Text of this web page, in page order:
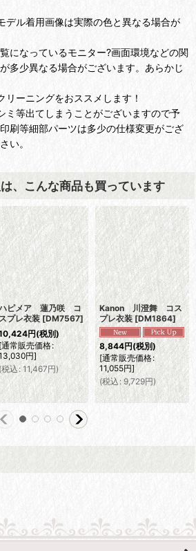
デル着用画像は実際の色と異なる場合が
になっているモニター?画面環境などの関
多少異なる場合がございます。あらかじ
ーニングをおススメします！
ミ等出てしまうことがございますので予
刷等細部パーツは多少の仕様変更がござ
い。
、こんな商品も買っています
ピメア 蓮乃咲 コ
プレ衣装 [DM7567]
円(税別)
[通常販売価格:
円]
税込 : 11,467円)
Kanon 川澄舞 コス
プレ衣装 [DM1864]
8,844円(税別)
[通常販売価格:
11,055円]
(税込: 9,729円)